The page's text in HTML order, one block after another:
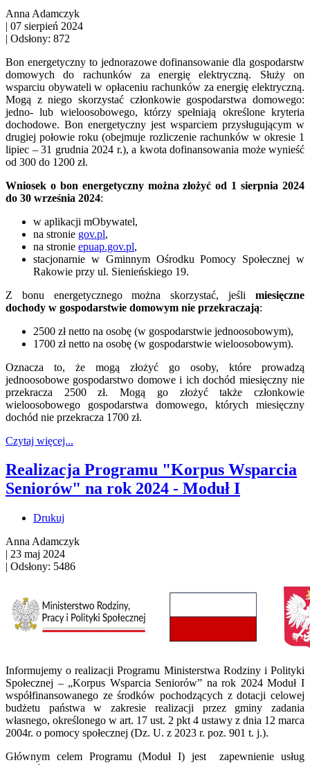
Anna Adamczyk
| 07 sierpień 2024
| Odsłony: 872
Bon energetyczny to jednorazowe dofinansowanie dla gospodarstw
domowych do rachunków za energię elektryczną. Służy on
wsparciu obywateli w opłaceniu rachunków za energię elektryczną.
Mogą z niego skorzystać członkowie gospodarstwa domowego:
jedno- lub wieloosobowego, którzy spełniają określone kryteria
dochodowe. Bon energetyczny jest wsparciem przysługującym w
drugiej połowie roku (obejmuje rozliczenie rachunków w okresie 1
lipiec – 31 grudnia 2024 r.), a kwota dofinansowania może wynieść
od 300 do 1200 zł.
Wniosek o bon energetyczny można złożyć od 1 sierpnia 2024
do 30 września 2024:
w aplikacji mObywatel,
na stronie gov.pl,
na stronie epuap.gov.pl,
stacjonarnie w Gminnym Ośrodku Pomocy Społecznej w
Rakowie przy ul. Sienieńskiego 19.
Z bonu energetycznego można skorzystać, jeśli miesięczne
dochody w gospodarstwie domowym nie przekraczają:
2500 zł netto na osobę (w gospodarstwie jednoosobowym),
1700 zł netto na osobę (w gospodarstwie wieloosobowym).
Oznacza to, że mogą złożyć go osoby, które prowadzą
jednoosobowe gospodarstwo domowe i ich dochód miesięczny nie
przekracza 2500 zł. Mogą go złożyć także członkowie
wieloosobowego gospodarstwa domowego, których miesięczny
dochód nie przekracza 1700 zł.
Czytaj więcej...
Realizacja Programu "Korpus Wsparcia
Seniorów" na rok 2024 - Moduł I
Drukuj
Anna Adamczyk
| 23 maj 2024
| Odsłony: 5486
Informujemy o realizacji Programu Ministerstwa Rodziny i Polityki
Społecznej – „Korpus Wsparcia Seniorów” na rok 2024 Moduł I
współfinansowanego ze środków pochodzących z dotacji celowej
budżetu państwa w zakresie realizacji przez gminy zadania
własnego, określonego w art. 17 ust. 2 pkt 4 ustawy z dnia 12 marca
2004r. o pomocy społecznej (Dz. U. z 2023 r. poz. 901 t. j.).
Głównym celem Programu (Moduł I) jest zapewnienie usług